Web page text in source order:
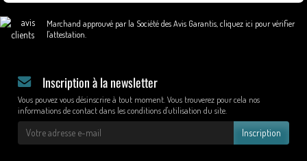
Marchand approuvé par la Société des Avis Garantis, cliquez ici pour vérifier
l'attestation
Inscription à la newsletter
Vous pouvez vous désinscrire à tout moment. Vous trouverez pour cela nos
informations de contact dans les conditions d'utilisation du site.
Inscription